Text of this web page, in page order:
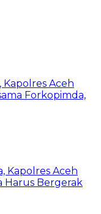
Aceh
Forkopimda,
Kapolres Aceh
Harus Bergerak